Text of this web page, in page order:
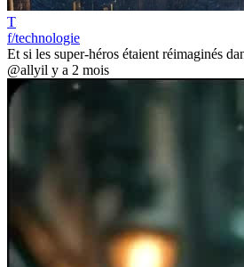
T
f/technologie
Et si les super-héros étaient réimaginés
@allyil y a 2 mois